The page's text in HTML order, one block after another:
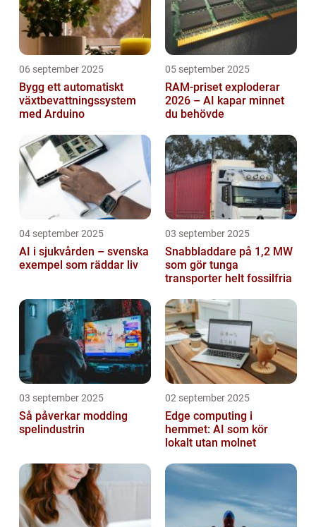
06 september 2025
Bygg ett automatiskt
växtbevattningssystem
med Arduino
05 september 2025
RAM-priset exploderar
2026 – AI kapar minnet
du behövde
04 september 2025
AI i sjukvården – svenska
exempel som räddar liv
03 september 2025
Snabbladdare på 1,2 MW
som gör tunga
transporter helt fossilfria
03 september 2025
Så påverkar modding
spelindustrin
02 september 2025
Edge computing i
hemmet: AI som kör
lokalt utan molnet